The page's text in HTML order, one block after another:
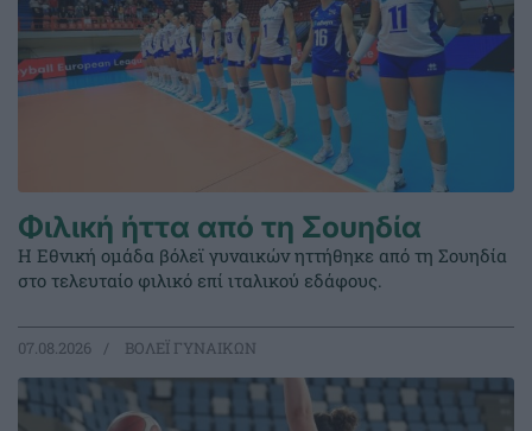
Φιλική ήττα από τη Σουηδία
Η Εθνική ομάδα βόλεϊ γυναικών ηττήθηκε από τη Σουηδία
στο τελευταίο φιλικό επί ιταλικού εδάφους.
07.08.2026 ΒΟΛΕΪ ΓΥΝΑΙΚΩΝ